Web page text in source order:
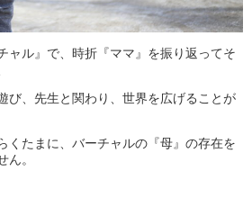
ャル』で、時折『ママ』を振り返ってそ
び、先生と関わり、世界を広げることが
くたまに、バーチャルの『母』の存在を
ん。